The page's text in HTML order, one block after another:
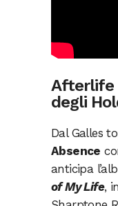
Afterlife
degli
Dal Galles
Absence
anticipa
of My Life,